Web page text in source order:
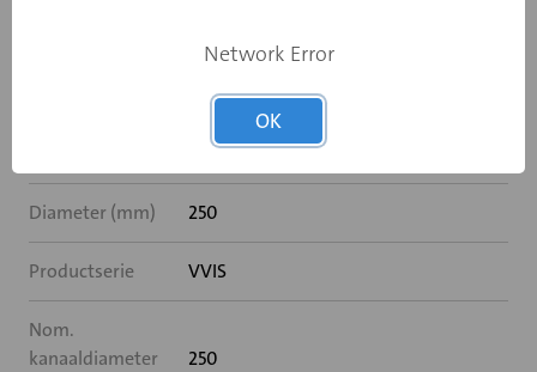
Nee
Nee
Diameter (mm) 250
Productserie VVIS
Nom.
kanaaldiameter
250
Network Error
OK